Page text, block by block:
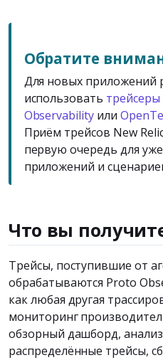
Обратите
Для новых приложений
использовать
Observabilityили
Приём трейсов New
первую очередь для
приложений и
Что вы
Трейсы, поступившие от
обрабатываются Proto
как любая другая
мониторинг
обзорный дашборд,
распределённые трейсы,